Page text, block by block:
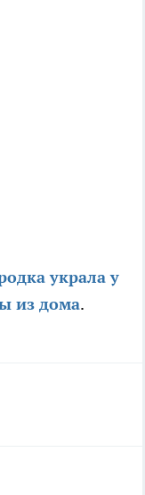
украла у
из дома.